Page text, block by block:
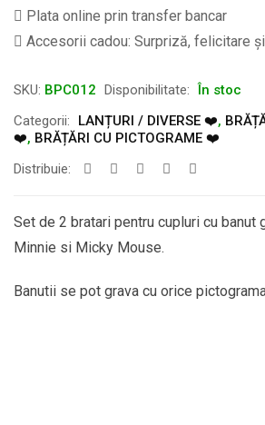
Plata online prin transfer bancar
Accesorii cadou: Surpriză, felicitare
SKU: BPC012 Disponibilitate: În stoc
Categorii:
LANȚURI / DIVERSE ❤️,
❤️, BRĂȚĂRI CU PICTOGRAME ❤️
Distribuie:
Set de 2 bratari pentru cupluri cu banut
Minnie si Micky Mouse.
Banutii se pot grava cu orice